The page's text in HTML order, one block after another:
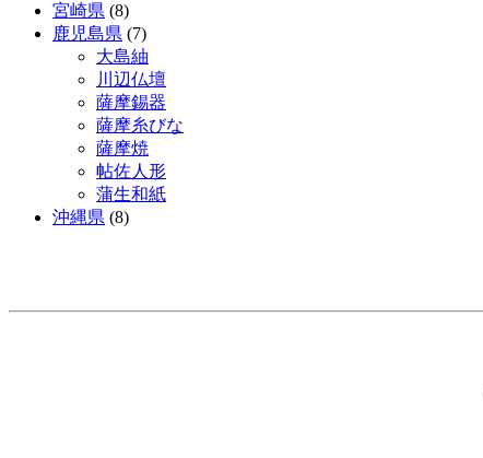
宮崎県 (8)
鹿児島県 (7)
大島紬
川辺仏壇
薩摩錫器
薩摩糸びな
薩摩焼
帖佐人形
蒲生和紙
沖縄県 (8)